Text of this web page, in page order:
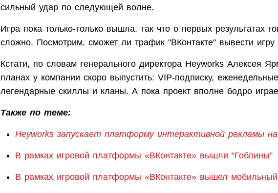
сильный удар по следующей волне.
Игра пока только-только вышла, так что о первых результатах
сложно. Посмотрим, сможет ли трафик "ВКонтакте" вывести игру
Кстати, по словам генерального директора Heyworks Алексея
планах у компании скоро выпустить: VIP-подписку,
легендарные скиллы и кланы. А пока проект вполне бодро
Также по теме:
Heyworks запускает платформу интерактивной рекламы
В рамках игровой платформы «ВКонтакте» вышли “Гоблины”
В рамках игровой платформы «ВКонтакте» вышел